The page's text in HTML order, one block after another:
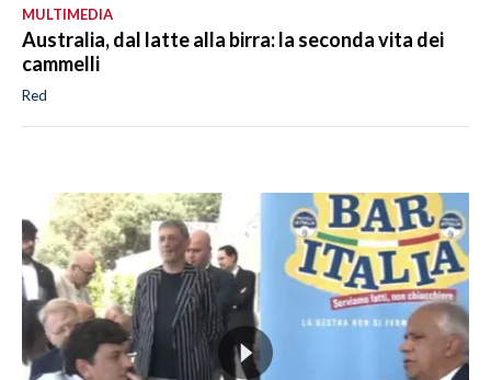
MULTIMEDIA
Australia, dal latte alla birra: la seconda vita dei
cammelli
Red